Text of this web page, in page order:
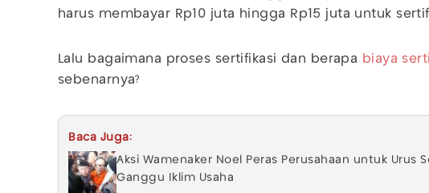
harus membayar Rp10 juta hingga Rp15 juta untuk
Lalu bagaimana proses sertifikasi dan berapa biaya
sebenarnya?
Baca Juga:
Aksi Wamenaker Noel Peras Perusahaan untuk Urus
Ganggu Iklim Usaha